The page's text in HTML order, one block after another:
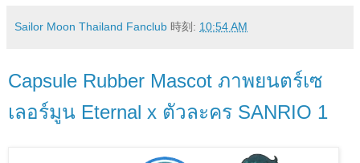
Sailor Moon Thailand Fanclub 時刻: 10:54 AM
Capsule Rubber Mascot ภาพยนตร์เซ
เลอร์มูน Eternal x ตัวละคร SANRIO 1